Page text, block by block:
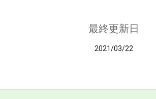
最終更新日
2021/03/22